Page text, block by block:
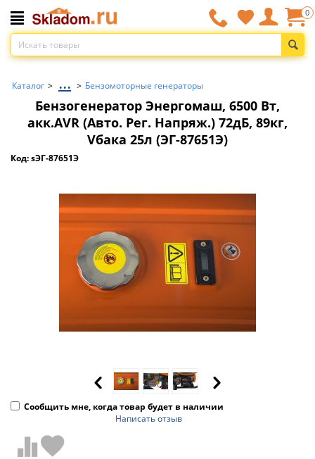
0
Каталог > ... > Бензомоторные генераторы
Бензогенератор Энергомаш, 6500 Вт,
акк.AVR (Авто. Рег. Напряж.) 72дБ, 89кг,
Vбака 25л (ЭГ-87651Э)
Код: sЭГ-87651Э
Сообщить мне, когда товар будет в наличии
Написать отзыв